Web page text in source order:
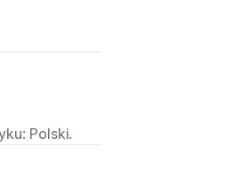
Polski.